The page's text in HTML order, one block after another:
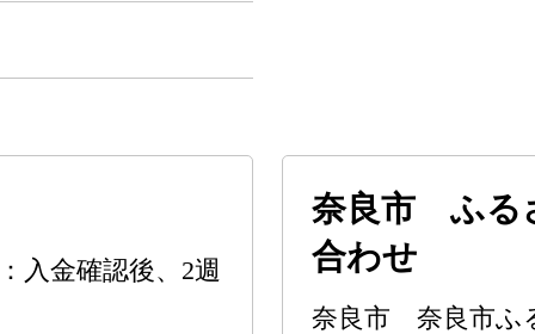
入金確認後、2週
奈良市 ふる
合わせ
奈良市 奈良市ふ